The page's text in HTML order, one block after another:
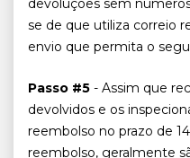
se de que utiliza correio
envio que permita o
Passo #5 - Assim que
devolvidos e os
reembolso no prazo de
reembolso, geralmente